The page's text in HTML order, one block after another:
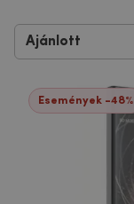
Események -48%